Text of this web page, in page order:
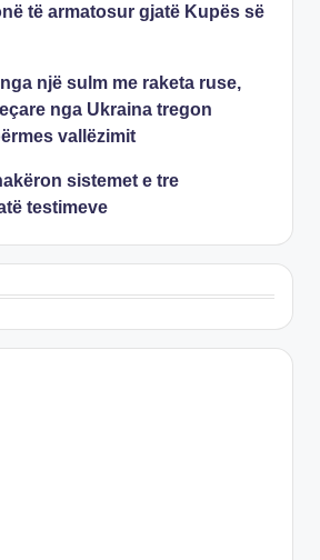
të armatosur gjatë Kupës së
një sulm me raketa ruse,
nga Ukraina tregon
vallëzimit
sistemet e tre
testimeve